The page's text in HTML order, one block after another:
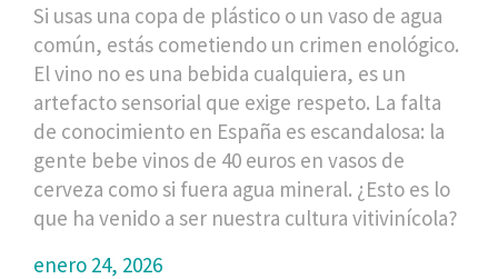
Si usas una copa de plástico o un vaso de agua
común, estás cometiendo un crimen enológico.
El vino no es una bebida cualquiera, es un
artefacto sensorial que exige respeto. La falta
de conocimiento en España es escandalosa: la
gente bebe vinos de 40 euros en vasos de
cerveza como si fuera agua mineral. ¿Esto es lo
que ha venido a ser nuestra cultura vitivinícola?
enero 24, 2026